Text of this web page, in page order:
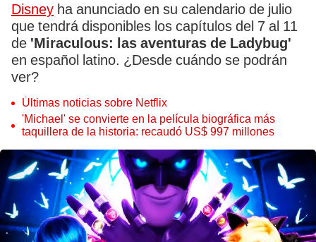
Disney ha anunciado en su calendario de julio
que tendrá disponibles los capítulos del 7 al 11
de 'Miraculous: las aventuras de Ladybug'
en español latino. ¿Desde cuándo se podrán
ver?
Últimas noticias sobre Netflix
'Michael' se convierte en la película biográfica más
taquillera de la historia: recaudó US$ 997 millones